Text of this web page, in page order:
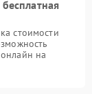
стоимости
на